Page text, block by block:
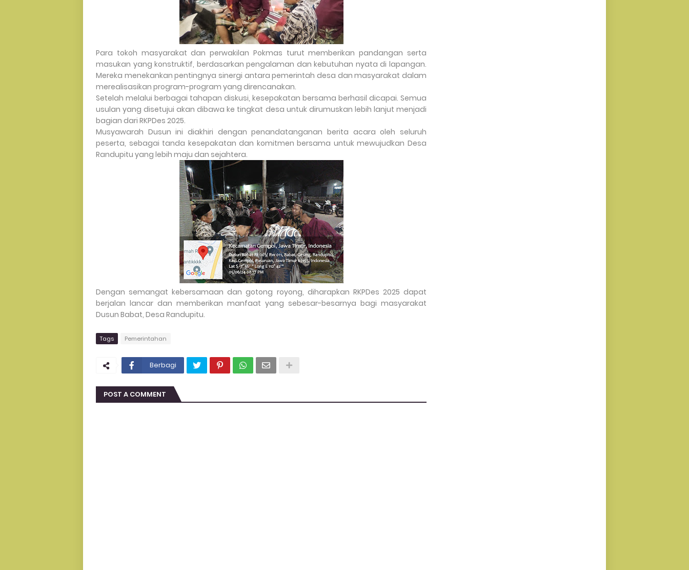
Para tokoh masyarakat dan perwakilan Pokmas turut memberikan pandangan serta
masukan yang konstruktif, berdasarkan pengalaman dan kebutuhan nyata di lapangan.
Mereka menekankan pentingnya sinergi antara pemerintah desa dan masyarakat dalam
merealisasikan program-program yang direncanakan.
Setelah melalui berbagai tahapan diskusi, kesepakatan bersama berhasil dicapai. Semua
usulan yang disetujui akan dibawa ke tingkat desa untuk dirumuskan lebih lanjut menjadi
bagian dari RKPDes 2025.
Musyawarah Dusun ini diakhiri dengan penandatanganan berita acara oleh seluruh
peserta, sebagai tanda kesepakatan dan komitmen bersama untuk mewujudkan Desa
Randupitu yang lebih maju dan sejahtera.
Dengan semangat kebersamaan dan gotong royong, diharapkan RKPDes 2025 dapat
berjalan lancar dan memberikan manfaat yang sebesar-besarnya bagi masyarakat
Dusun Babat, Desa Randupitu.
Tags Pemerintahan
Berbagi
POST A COMMENT